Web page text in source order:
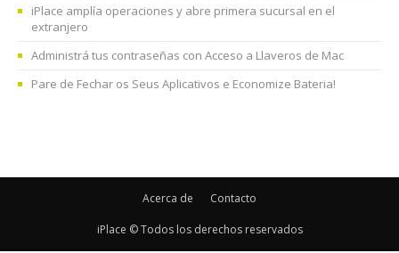
iPlace amplía operaciones y abre primera sucursal en el
extranjero
Administrá tus contraseñas con Acceso a Llaveros de Mac
Pare de Fechar os Seus Aplicativos e Economize Bateria!
Acerca de Contacto
iPlace © Todos los derechos reservados